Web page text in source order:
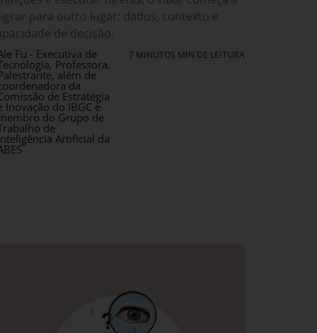
para outro lugar: dados, contexto e
de decisão.
Fu - Executiva de
Professora,
além de
da
de Estratégia
Inovação do IBGC e
do Grupo de
de
Artificial da
7 MINUTOS MIN DE LEITURA